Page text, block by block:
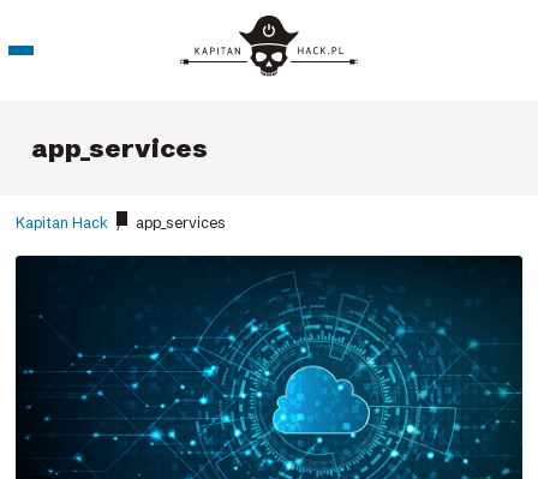
app_services
Kapitan Hack / app_services